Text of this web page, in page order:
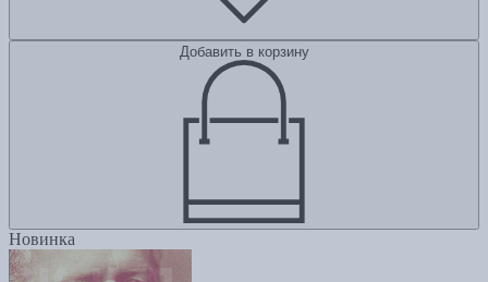
Добавить в корзину
Новинка